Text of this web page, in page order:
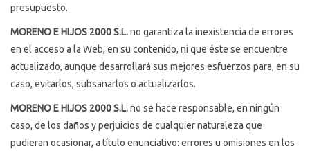
presupuesto.
MORENO E HIJOS 2000 S.L.no garantiza la inexistencia de errores
en el acceso a la Web, en su contenido, ni que éste se encuentre
actualizado, aunque desarrollará sus mejores esfuerzos para, en su
caso, evitarlos, subsanarlos o actualizarlos.
MORENO E HIJOS 2000 S.L.no se hace responsable, en ningún
caso, de los daños y perjuicios de cualquier naturaleza que
pudieran ocasionar, a título enunciativo: errores u omisiones en los